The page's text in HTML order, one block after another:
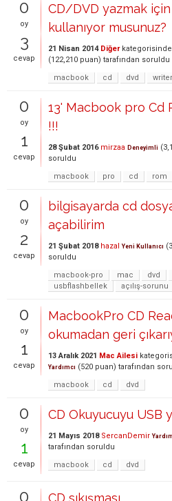
0
oy
3
cevap
CD/DVD yazmak
kullanıyor musunuz?
21 Nisan 2014 Diğerkategorisinde
(122,210 puan) tarafından soruldu
macbook
cd dvd writer
0
oy
1
cevap
13' Macbook pro Cd
!!!
28 Şubat 2016 mirzaa Deneyimli (
soruldu
macbook
pro cd rom
0
oy
2
cevap
bilgisayarda cd
açabilirim
21 Şubat 2018 hazal Yeni Kullanıcı (
soruldu
macbook-pro
mac dvd
usbflashbellek
açılış-sorunu
0
oy
1
cevap
MacbookPro CD
okumadan geri
13 Aralık 2021 Mac Ailesi
Yardımcı (520 puan) tarafından
macbook
cd dvd
0
oy
1
cevap
CD Okuyucuyu USB
21 Mayıs 2018 SercanDemir
tarafından soruldu
macbook
cd dvd
0 CD sıkışması